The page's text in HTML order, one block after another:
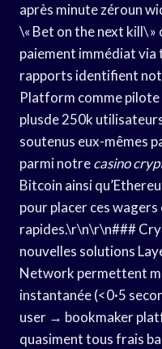
après minute zéroun
\« Bet on the next kill\ »
paiement immédiat via
rapports identifient
Platform comme
plusde 250k
soutenus eux-mêmes
parmi notrecasino
Bitcoin ainsi
pour placer ces
rapides.\r\n\r\n###
nouvelles solutions
Network permettent
instantanée (<0·5
user → bookmaker
quasiment tous frais